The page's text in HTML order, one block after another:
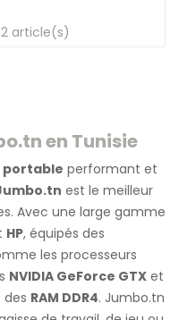
article(s)
en Tunisie
portable performant et
est le meilleur
Avec une large gamme
HP, équipés des
les processeurs
NVIDIA GeForce GTX et
des RAM DDR4. Jumbo.tn